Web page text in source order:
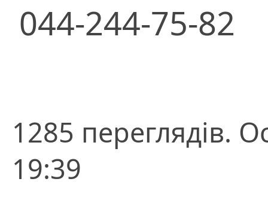
044-244-75-82
1285 переглядів.
19:39